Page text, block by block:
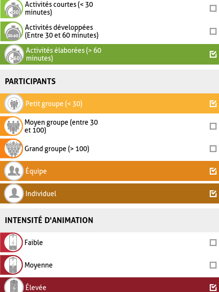
Activités courtes (< 30
minutes)
Activités développées
(Entre 30 et 60 minutes)
Activités élaborées (> 60
minutes)
PARTICIPANTS
Petit groupe (< 30)
Moyen groupe (entre 30
et 100)
Grand groupe (> 100)
Équipe
Individuel
INTENSITÉ D'ANIMATION
Faible
Moyenne
Élevée